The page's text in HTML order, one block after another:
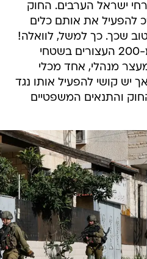
ישראל הערבים. החוק
להפעיל את אותם כלים
שכך. כך למשל, לוואלה!
נודע כי חלק משמעותי מ-200 העצורים בשטחי
מנהלי, אחד מכלי
יש קושי להפעיל אותו נגד
והתנאים המשפטיים